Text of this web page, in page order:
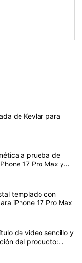
de Kevlar para
a prueba de
17 Pro Max y
templado con
iPhone 17 Pro Max
de video sencillo y
del producto:
antigolpes